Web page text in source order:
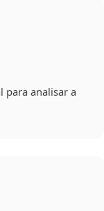
para analisar a